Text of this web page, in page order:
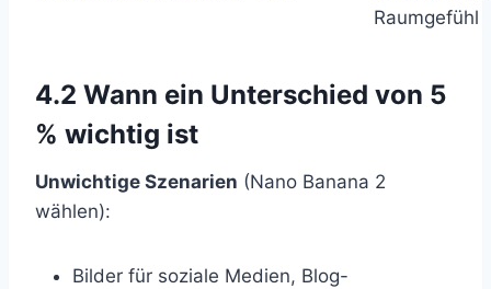
Raumgefühl
4.2 Wann ein Unterschied von 5
% wichtig ist
Unwichtige Szenarien (Nano Banana 2
wählen):
Bilder für soziale Medien, Blog-